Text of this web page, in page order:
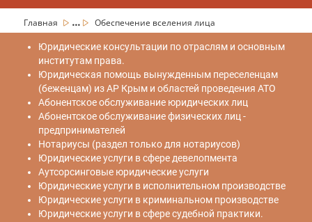
Главная ... Обеспечение вселения лица
Юридические консультации по отраслям и основным
институтам права.
Юридическая помощь вынужденным переселенцам
(беженцам) из АР Крым и областей проведения АТО
Абонентское обслуживание юридических лиц
Абонентское обслуживание физических лиц -
предпринимателей
Нотариусы (раздел только для нотариусов)
Юридические услуги в сфере девелопмента
Аутсорсинговые юридические услуги
Юридические услуги в исполнительном производстве
Юридические услуги в криминальном производстве
Юридические услуги в сфере судебной практики.